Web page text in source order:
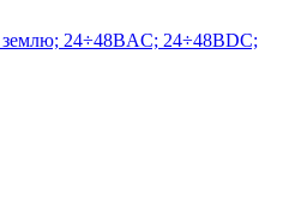
землю; 24÷48ВAC; 24÷48ВDC;